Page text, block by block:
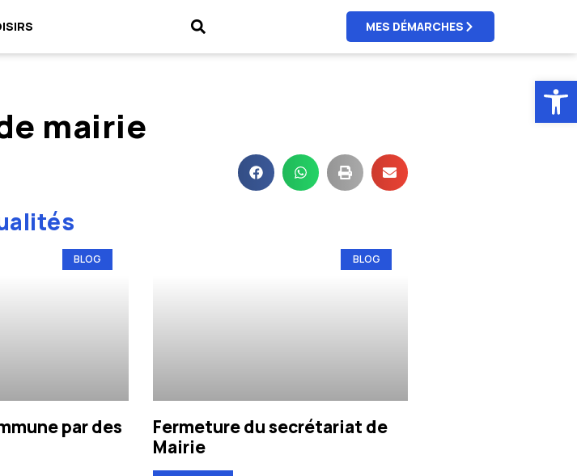
MES DÉMARCHES
mairie
BLOG
par des
BLOG
Fermeture du secrétariat de
Mairie